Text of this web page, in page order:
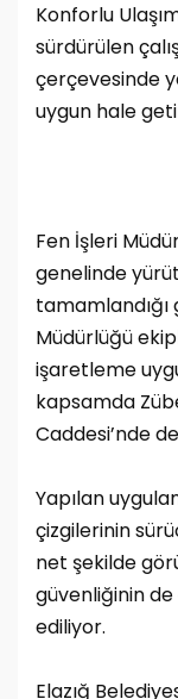
Konforlu
sürdürülen
çerçevesinde
uygun hale
Fen İşleri
genelinde
tamamlandığı
Müdürlüğü
işaretleme
kapsamda
Caddesi’nde
Yapılan
çizgilerinin
net şekilde
güvenliğinin de
ediliyor.
Elazığ